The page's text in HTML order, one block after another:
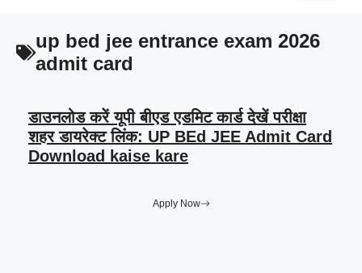
up bed jee entrance exam 2026
admit card
डाउनलोड करें यूपी बीएड एडमिट कार्ड देखें परीक्षा
शहर डायरेक्ट लिंक: UP BEd JEE Admit Card
Download kaise kare
Apply Now